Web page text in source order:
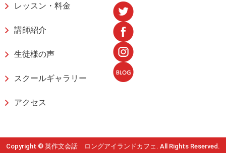
レッスン・料金
講師紹介
生徒様の声
スクールギャラリー
アクセス
Copyright © 英作文会話 ロングアイランドカフェ. All Rights Reserved.